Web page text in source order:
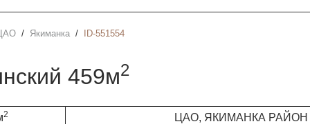
ЦАО Якиманка ID-551554
459м2
2
ЦАО, ЯКИМАНКА РАЙОН